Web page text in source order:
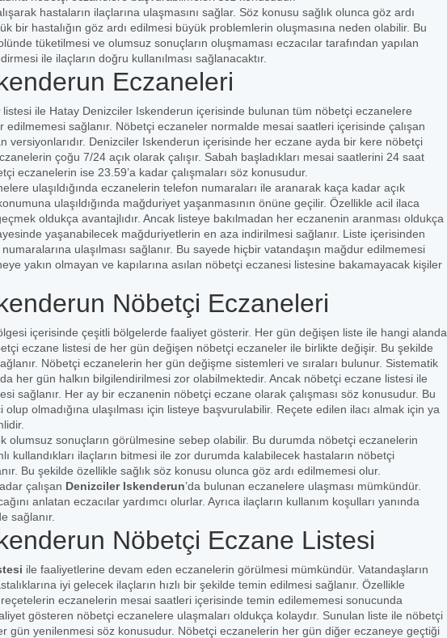
hastaların ilaçlarına ulaşmasını sağlar. Söz konusu sağlık olunca göz ardı
bir hastalığın göz ardı edilmesi büyük problemlerin oluşmasına neden olabilir. Bu
tüketilmesi ve olumsuz sonuçların oluşmaması eczacılar tarafından yapılan
ile ilaçların doğru kullanılması sağlanacaktır.
Eczaneleri
listesi ile Hatay Denizciler Iskenderun içerisinde bulunan tüm nöbetçi eczanelere
edilmemesi sağlanır. Nöbetçi eczaneler normalde mesai saatleri içerisinde çalışan
versiyonlarıdır. Denizciler Iskenderun içerisinde her eczane ayda bir kere nöbetçi
çoğu 7/24 açık olarak çalışır. Sabah başladıkları mesai saatlerini 24 saat
eczanelerin ise 23.59’a kadar çalışmaları söz konusudur.
ulaşıldığında eczanelerin telefon numaraları ile aranarak kaça kadar açık
ulaşıldığında mağduriyet yaşanmasının önüne geçilir. Özellikle acil ilaca
oldukça avantajlıdır. Ancak listeye bakılmadan her eczanenin aranması oldukça
yaşanabilecek mağduriyetlerin en aza indirilmesi sağlanır. Liste içerisinden
ulaşılması sağlanır. Bu sayede hiçbir vatandaşın mağdur edilmemesi
yakın olmayan ve kapılarına asılan nöbetçi eczanesi listesine bakamayacak kişiler
Nöbetçi Eczaneleri
içerisinde çeşitli bölgelerde faaliyet gösterir. Her gün değişen liste ile hangi alanda
eczane listesi de her gün değişen nöbetçi eczaneler ile birlikte değişir. Bu şekilde
Nöbetçi eczanelerin her gün değişme sistemleri ve sıraları bulunur. Sistematik
her gün halkın bilgilendirilmesi zor olabilmektedir. Ancak nöbetçi eczane listesi ile
sağlanır. Her ay bir eczanenin nöbetçi eczane olarak çalışması söz konusudur. Bu
olmadığına ulaşılması için listeye başvurulabilir. Reçete edilen ilacı almak için ya
olumsuz sonuçların görülmesine sebep olabilir. Bu durumda nöbetçi eczanelerin
kullandıkları ilaçların bitmesi ile zor durumda kalabilecek hastaların nöbetçi
Bu şekilde özellikle sağlık söz konusu olunca göz ardı edilmemesi olur.
çalışan Denizciler Iskenderun’da bulunan eczanelere ulaşması mümkündür.
anlatan eczacılar yardımcı olurlar. Ayrıca ilaçların kullanım koşulları yanında
sağlanır.
Nöbetçi Eczane Listesi
ile faaliyetlerine devam eden eczanelerin görülmesi mümkündür. Vatandaşların
iyi gelecek ilaçların hızlı bir şekilde temin edilmesi sağlanır. Özellikle
reçetelerin eczanelerin mesai saatleri içerisinde temin edilememesi sonucunda
gösteren nöbetçi eczanelere ulaşmaları oldukça kolaydır. Sunulan liste ile nöbetçi
gün yenilenmesi söz konusudur. Nöbetçi eczanelerin her gün diğer eczaneye geçtiği